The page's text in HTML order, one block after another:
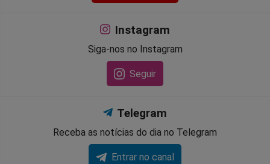
Instagram
Siga-nos no Instagram
Seguir
Telegram
Receba as notícias do dia no Telegram
Entrar no canal